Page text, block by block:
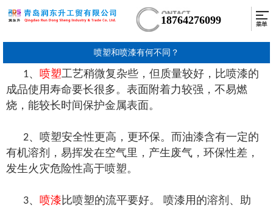
18764276099
喷塑和喷漆有何不同？
1、 喷塑工艺稍微复杂些，但质量较好，比喷漆的
成品使用寿命要长很多。表面附着力较强，不易燃
烧，能较长时间保护金属表面。
2、喷塑安全性更高，更环保。而油漆含有一定的
有机溶剂，易挥发在空气里，产生废气，环保性差，
发生火灾危险性高于喷塑。
3、 喷漆 比喷塑的流平要好。 喷漆用的溶剂、助